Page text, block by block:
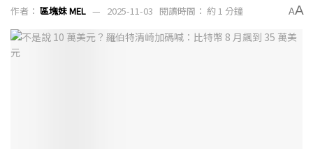
作者： 區塊妹 MEL 2025-11-03 閱讀時間： 約 1 分鐘 AA